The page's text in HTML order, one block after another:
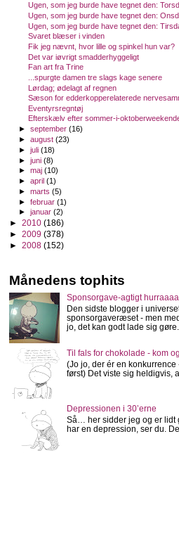
Ugen, som jeg burde have tegnet den:
Ugen, som jeg burde have tegnet den:
Ugen, som jeg burde have tegnet den:
Svaret blæser i vinden
Fik jeg nævnt, hvor lille og spinkel hun var?
Det var iøvrigt smadderhyggeligt
Fan art fra Trine
...spurgte damen tre slags kage senere
Lørdag; ødelagt af regnen
Sæson for edderkopperelaterede
Eventyrsregntøj
Efterskælv efter sommer-i-
►september(16)
►august(23)
►juli(18)
►juni(8)
►maj(10)
►april(1)
►marts(5)
►februar(1)
►januar(2)
► 2010 (186)
► 2009 (378)
► 2008 (152)
Månedens tophits
Sponsorgave-agtigt
Den sidste blogger i
sponsorgaveræset - men
jo, det kan godt lade sig gøre.
Til fals for chokolade - kom
(Jo jo, der ér en
først) Det viste sig heldigvis,
Depressionen i 30’erne
Så… her sidder jeg og er lidt
har en depression, ser du.